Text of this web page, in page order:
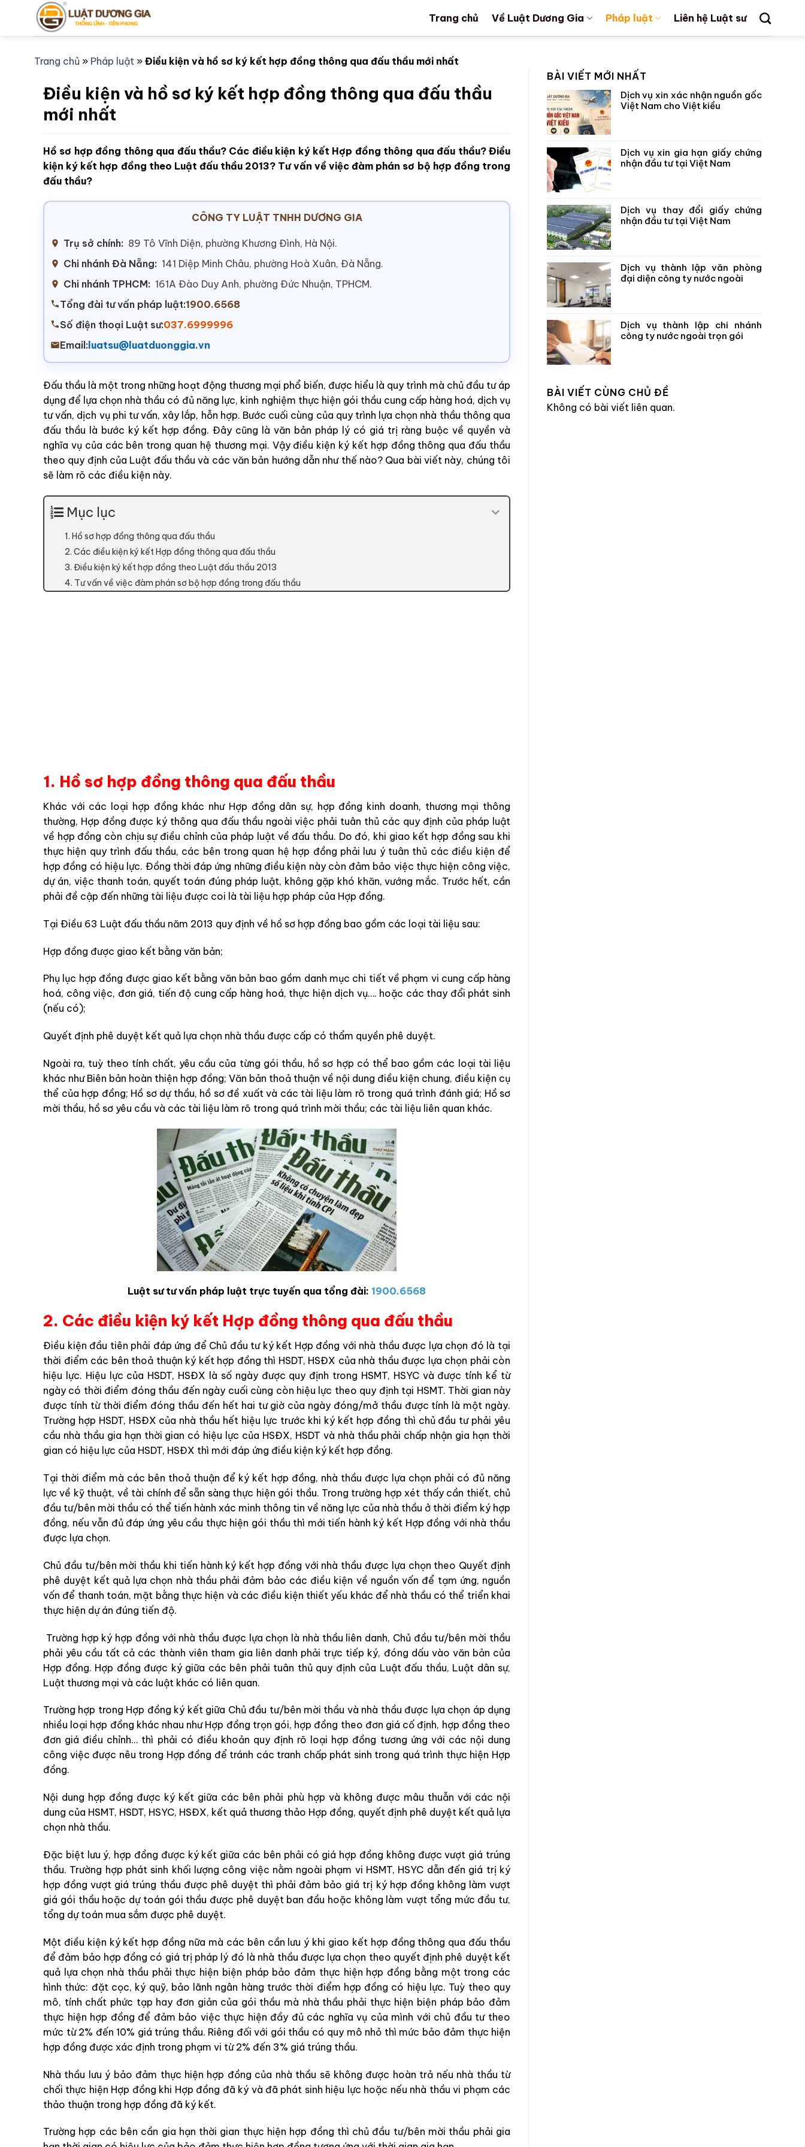
Trang chủ Về Luật Dương Gia Pháp luật Liên hệ Luật sư
Trang chủ » Pháp luật » Điều kiện và hồ sơ ký kết hợp đồng thông qua đấu thầu mới nhất
Điều kiện và hồ sơ ký kết hợp đồng thông qua đấu thầu
mới nhất
Hồ sơ hợp đồng thông qua đấu thầu? Các điều kiện ký kết Hợp đồng thông qua đấu thầu? Điều
kiện ký kết hợp đồng theo Luật đấu thầu 2013? Tư vấn về việc đàm phán sơ bộ hợp đồng trong
đấu thầu?
CÔNG TY LUẬT TNHH DƯƠNG GIA
Trụ sở chính: 89 Tô Vĩnh Diện, phường Khương Đình, Hà Nội.
Chi nhánh Đà Nẵng: 141 Diệp Minh Châu, phường Hoà Xuân, Đà Nẵng.
Chi nhánh TPHCM: 161A Đào Duy Anh, phường Đức Nhuận, TPHCM.
Tổng đài tư vấn pháp luật:1900.6568
Số điện thoại Luật sư:037.6999996
Email: luatsu@luatduonggia.vn
Đấu thầu là một trong những hoạt động thương mại phổ biến, được hiểu là quy trình mà chủ đầu tư áp
dụng để lựa chọn nhà thầu có đủ năng lực, kinh nghiệm thực hiện gói thầu cung cấp hàng hoá, dịch vụ
tư vấn, dịch vụ phi tư vấn, xây lắp, hỗn hợp. Bước cuối cùng của quy trình lựa chọn nhà thầu thông qua
đấu thầu là bước ký kết hợp đồng. Đây cũng là văn bản pháp lý có giá trị ràng buộc về quyền và
nghĩa vụ của các bên trong quan hệ thương mại. Vậy điều kiện ký kết hợp đồng thông qua đấu thầu
theo quy định của Luật đấu thầu và các văn bản hướng dẫn như thế nào? Qua bài viết này, chúng tôi
sẽ làm rõ các điều kiện này.
Mục lục
1. Hồ sơ hợp đồng thông qua đấu thầu
2. Các điều kiện ký kết Hợp đồng thông qua đấu thầu
3. Điều kiện ký kết hợp đồng theo Luật đấu thầu 2013
4. Tư vấn về việc đàm phán sơ bộ hợp đồng trong đấu thầu
1. Hồ sơ hợp đồng thông qua đấu thầu
Khác với các loại hợp đồng khác như Hợp đồng dân sự, hợp đồng kinh doanh, thương mại thông
thường, Hợp đồng được ký thông qua đấu thầu ngoài việc phải tuân thủ các quy định của pháp luật
về hợp đồng còn chịu sự điều chỉnh của pháp luật về đấu thầu. Do đó, khi giao kết hợp đồng sau khi
thực hiện quy trình đấu thầu, các bên trong quan hệ hợp đồng phải lưu ý tuân thủ các điều kiện để
hợp đồng có hiệu lực. Đồng thời đáp ứng những điều kiện này còn đảm bảo việc thực hiện công việc,
dự án, việc thanh toán, quyết toán đúng pháp luật, không gặp khó khăn, vướng mắc. Trước hết, cần
phải đề cập đến những tài liệu được coi là tài liệu hợp pháp của Hợp đồng.
Tại Điều 63 Luật đấu thầu năm 2013 quy định về hồ sơ hợp đồng bao gồm các loại tài liệu sau:
Hợp đồng được giao kết bằng văn bản;
Phụ lục hợp đồng được giao kết bằng văn bản bao gồm danh mục chi tiết về phạm vi cung cấp hàng
hoá, công việc, đơn giá, tiến độ cung cấp hàng hoá, thực hiện dịch vụ…. hoặc các thay đổi phát sinh
(nếu có);
Quyết định phê duyệt kết quả lựa chọn nhà thầu được cấp có thẩm quyền phê duyệt.
Ngoài ra, tuỳ theo tính chất, yêu cầu của từng gói thầu, hồ sơ hợp có thể bao gồm các loại tài liệu
khác như Biên bản hoàn thiện hợp đồng; Văn bản thoả thuận về nội dung điều kiện chung, điều kiện cụ
thể của hợp đồng; Hồ sơ dự thầu, hồ sơ đề xuất và các tài liệu làm rõ trong quá trình đánh giá; Hồ sơ
mời thầu, hồ sơ yêu cầu và các tài liệu làm rõ trong quá trình mời thầu; các tài liệu liên quan khác.
Luật sư tư vấn pháp luật trực tuyến qua tổng đài: 1900.6568
2. Các điều kiện ký kết Hợp đồng thông qua đấu thầu
Điều kiện đầu tiên phải đáp ứng để Chủ đầu tư ký kết Hợp đồng với nhà thầu được lựa chọn đó là tại
thời điểm các bên thoả thuận ký kết hợp đồng thì HSDT, HSĐX của nhà thầu được lựa chọn phải còn
hiệu lực. Hiệu lực của HSDT, HSĐX là số ngày được quy định trong HSMT, HSYC và được tính kể từ
ngày có thời điểm đóng thầu đến ngày cuối cùng còn hiệu lực theo quy định tại HSMT. Thời gian này
được tính từ thời điểm đóng thầu đến hết hai tư giờ của ngày đóng/mở thầu được tính là một ngày.
Trường hợp HSDT, HSĐX của nhà thầu hết hiệu lực trước khi ký kết hợp đồng thì chủ đầu tư phải yêu
cầu nhà thầu gia hạn thời gian có hiệu lực của HSĐX, HSDT và nhà thầu phải chấp nhận gia hạn thời
gian có hiệu lực của HSDT, HSĐX thì mới đáp ứng điều kiện ký kết hợp đồng.
Tại thời điểm mà các bên thoả thuận để ký kết hợp đồng, nhà thầu được lựa chọn phải có đủ năng
lực về kỹ thuật, về tài chính để sẵn sàng thực hiện gói thầu. Trong trường hợp xét thấy cần thiết, chủ
đầu tư/bên mời thầu có thể tiến hành xác minh thông tin về năng lực của nhà thầu ở thời điểm ký hợp
đồng, nếu vẫn đủ đáp ứng yêu cầu thực hiện gói thầu thì mới tiến hành ký kết Hợp đồng với nhà thầu
được lựa chọn.
Chủ đầu tư/bên mời thầu khi tiến hành ký kết hợp đồng với nhà thầu được lựa chọn theo Quyết định
phê duyệt kết quả lựa chọn nhà thầu phải đảm bảo các điều kiện về nguồn vốn để tạm ứng, nguồn
vốn để thanh toán, mặt bằng thực hiện và các điều kiện thiết yếu khác để nhà thầu có thể triển khai
thực hiện dự án đúng tiến độ.
Trường hợp ký hợp đồng với nhà thầu được lựa chọn là nhà thầu liên danh, Chủ đầu tư/bên mời thầu
phải yêu cầu tất cả các thành viên tham gia liên danh phải trực tiếp ký, đóng dấu vào văn bản của
Hợp đồng. Hợp đồng được ký giữa các bên phải tuân thủ quy định của Luật đấu thầu, Luật dân sự,
Luật thương mại và các luật khác có liên quan.
Trường hợp trong Hợp đồng ký kết giữa Chủ đầu tư/bên mời thầu và nhà thầu được lựa chọn áp dụng
nhiều loại hợp đồng khác nhau như Hợp đồng trọn gói, hợp đồng theo đơn giá cố định, hợp đồng theo
đơn giá điều chỉnh… thì phải có điều khoản quy định rõ loại hợp đồng tương ứng với các nội dung
công việc được nêu trong Hợp đồng để tránh các tranh chấp phát sinh trong quá trình thực hiện Hợp
đồng.
Nội dung hợp đồng được ký kết giữa các bên phải phù hợp và không được mâu thuẫn với các nội
dung của HSMT, HSDT, HSYC, HSĐX, kết quả thương thảo Hợp đồng, quyết định phê duyệt kết quả lựa
chọn nhà thầu.
Đặc biệt lưu ý, hợp đồng được ký kết giữa các bên phải có giá hợp đồng không được vượt giá trúng
thầu. Trường hợp phát sinh khối lượng công việc nằm ngoài phạm vi HSMT, HSYC dẫn đến giá trị ký
hợp đồng vượt giá trúng thầu được phê duyệt thì phải đảm bảo giá trị ký hợp đồng không làm vượt
giá gói thầu hoặc dự toán gói thầu được phê duyệt ban đầu hoặc không làm vượt tổng mức đầu tư,
tổng dự toán mua sắm được phê duyệt.
Một điều kiện ký kết hợp đồng nữa mà các bên cần lưu ý khi giao kết hợp đồng thông qua đấu thầu
để đảm bảo hợp đồng có giá trị pháp lý đó là nhà thầu được lựa chọn theo quyết định phê duyệt kết
quả lựa chọn nhà thầu phải thực hiện biện pháp bảo đảm thực hiện hợp đồng bằng một trong các
hình thức: đặt cọc, ký quỹ, bảo lãnh ngân hàng trước thời điểm hợp đồng có hiệu lực. Tuỳ theo quy
mô, tính chất phức tạp hay đơn giản của gói thầu mà nhà thầu phải thực hiện biện pháp bảo đảm
thực hiện hợp đồng để đảm bảo việc thực hiện đầy đủ các nghĩa vụ của mình với chủ đầu tư theo
mức từ 2% đến 10% giá trúng thầu. Riêng đối với gói thầu có quy mô nhỏ thì mức bảo đảm thực hiện
hợp đồng được xác định trong phạm vi từ 2% đến 3% giá trúng thầu.
Nhà thầu lưu ý bảo đảm thực hiện hợp đồng của nhà thầu sẽ không được hoàn trả nếu nhà thầu từ
chối thực hiện Hợp đồng khi Hợp đồng đã ký và đã phát sinh hiệu lực hoặc nếu nhà thầu vi phạm các
thảo thuận trong hợp đồng đã ký kết.
Trường hợp các bên cần gia hạn thời gian thực hiện hợp đồng thì chủ đầu tư/bên mời thầu phải gia
BÀI VIẾT MỚI NHẤT
Dịch vụ xin xác nhận nguồn gốc
Việt Nam cho Việt kiều
Dịch vụ xin gia hạn giấy chứng
nhận đầu tư tại Việt Nam
Dịch vụ thay đổi giấy chứng
nhận đầu tư tại Việt Nam
Dịch vụ thành lập văn phòng
đại diện công ty nước ngoài
Dịch vụ thành lập chi nhánh
công ty nước ngoài trọn gói
BÀI VIẾT CÙNG CHỦ ĐỀ
Không có bài viết liên quan.